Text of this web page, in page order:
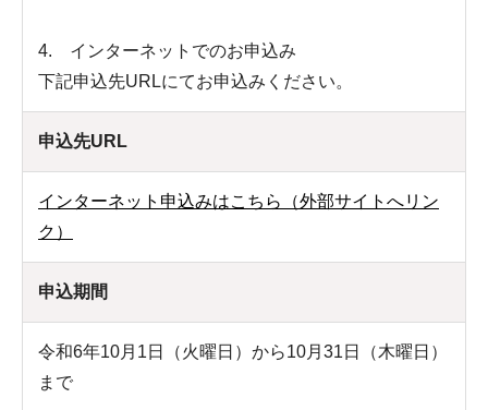
4. インターネットでのお申込み
下記申込先URLにてお申込みください。
申込先URL
インターネット申込みはこちら（外部サイトへリン
ク）
申込期間
令和6年10月1日（火曜日）から10月31日（木曜日）
まで